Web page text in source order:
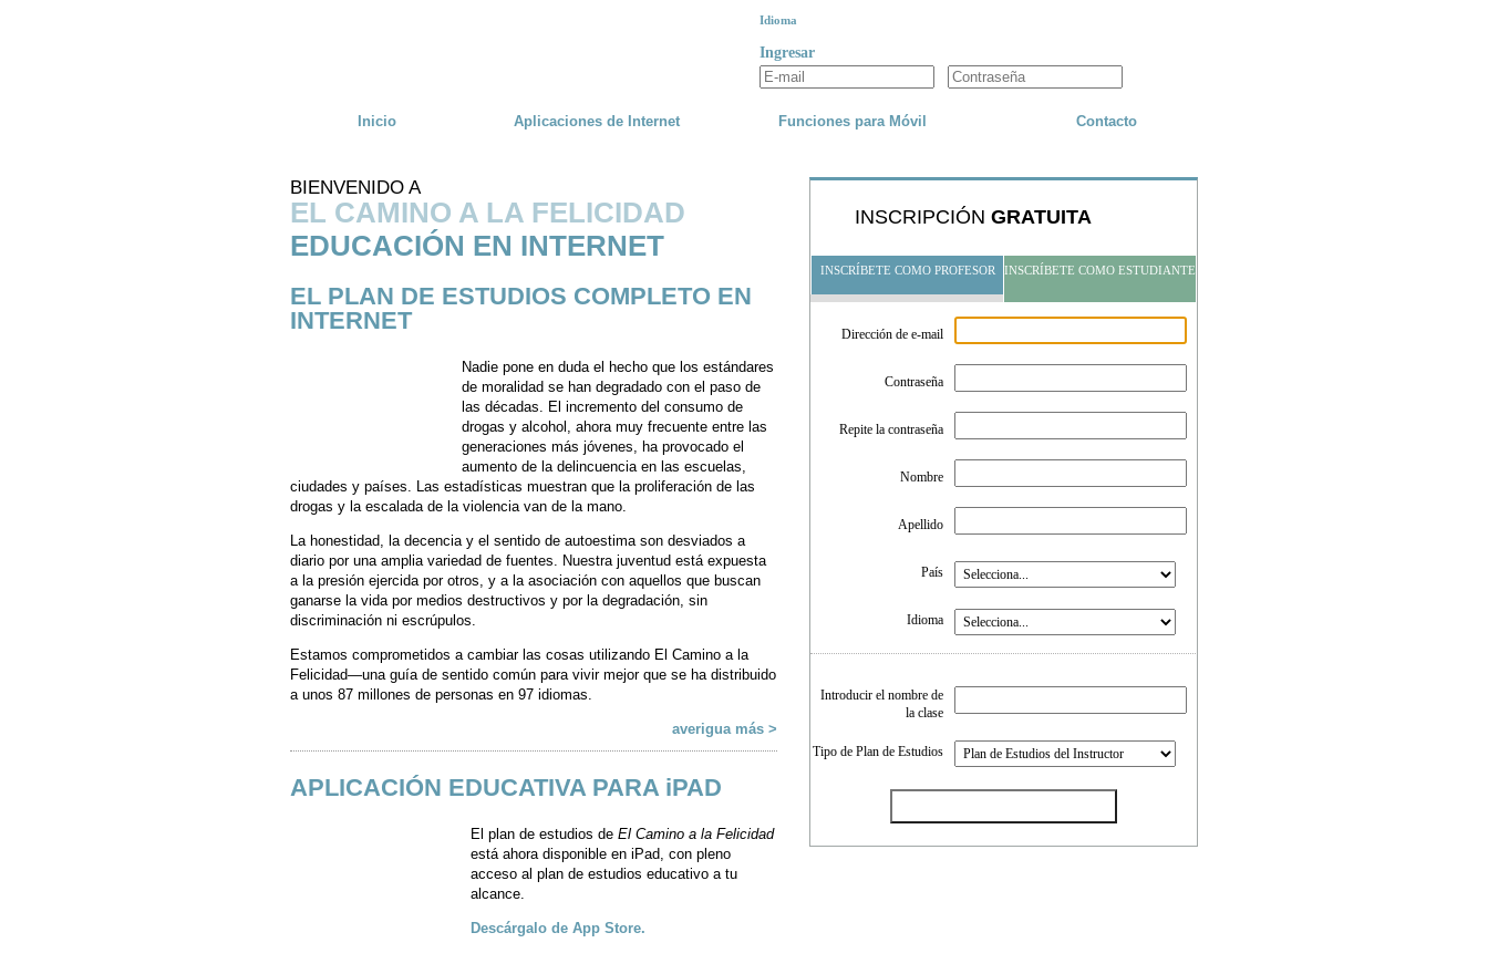
Idioma
Ingresar
Inicio Aplicaciones de Internet Funciones para Móvil Contacto
BIENVENIDO A
EL CAMINO A LA FELICIDAD
EDUCACIÓN EN INTERNET
EL PLAN DE ESTUDIOS COMPLETO EN
INTERNET
Nadie pone en duda el hecho que los estándares
de moralidad se han degradado con el paso de
las décadas. El incremento del consumo de
drogas y alcohol, ahora muy frecuente entre las
generaciones más jóvenes, ha provocado el
aumento de la delincuencia en las escuelas,
ciudades y países. Las estadísticas muestran que la proliferación de las
drogas y la escalada de la violencia van de la mano.
La honestidad, la decencia y el sentido de autoestima son desviados a
diario por una amplia variedad de fuentes. Nuestra juventud está expuesta
a la presión ejercida por otros, y a la asociación con aquellos que buscan
ganarse la vida por medios destructivos y por la degradación, sin
discriminación ni escrúpulos.
Estamos comprometidos a cambiar las cosas utilizando El Camino a la
Felicidad—una guía de sentido común para vivir mejor que se ha distribuido
a unos 87 millones de personas en 97 idiomas.
averigua más >
APLICACIÓN EDUCATIVA PARA iPAD
El plan de estudios de El Camino a la Felicidad
está ahora disponible en iPad, con pleno
acceso al plan de estudios educativo a tu
alcance.
Descárgalo de App Store.
INSCRIPCIÓN GRATUITA
INSCRÍBETE COMO PROFESOR INSCRÍBETE COMO ESTUDIANTE
Dirección de e-mail
Contraseña
Repite la contraseña
Nombre
Apellido
País
Idioma
Organización /
Número de Teléfono
Introducir el nombre de
la clase
Tipo de Plan de Estudios